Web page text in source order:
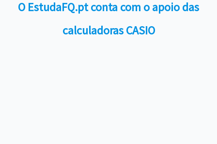
O EstudaFQ.pt conta com o apoio das
calculadoras CASIO